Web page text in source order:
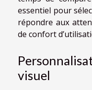
essentiel pour
répondre aux
de confort
visuel